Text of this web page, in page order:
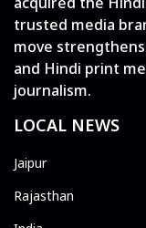
trusted media
move strengthens
and Hindi print
journalism.
LOCAL NEWS
Jaipur
Rajasthan